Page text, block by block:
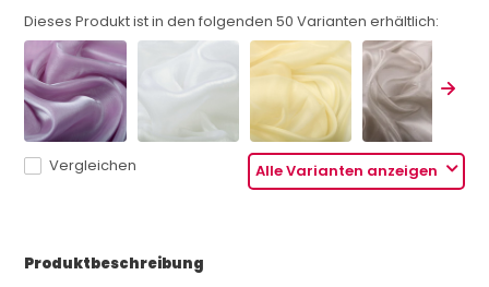
Dieses Produkt ist in den folgenden50 Varianten erhältlich:
Alle Varianten anzeigen
Vergleichen
Produktbeschreibung